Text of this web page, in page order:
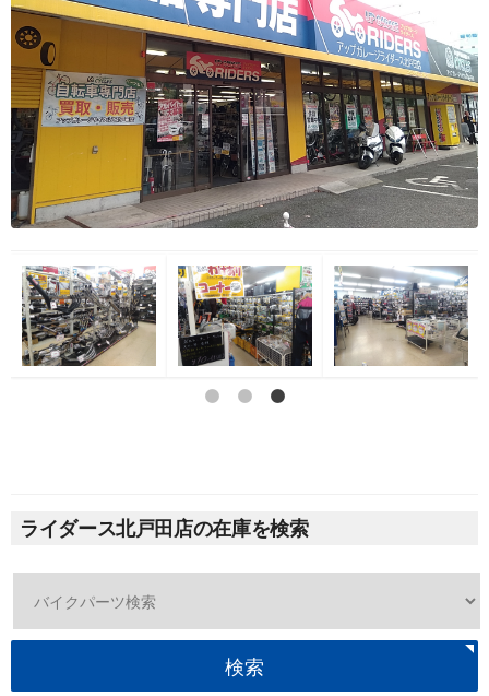
ライダース北戸田店の在庫を検索
検索